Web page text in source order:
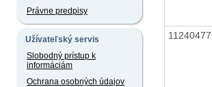
Právne predpisy
Užívateľský servis
Slobodný prístup k
informáciám
Ochrana osobných údajov
11240477